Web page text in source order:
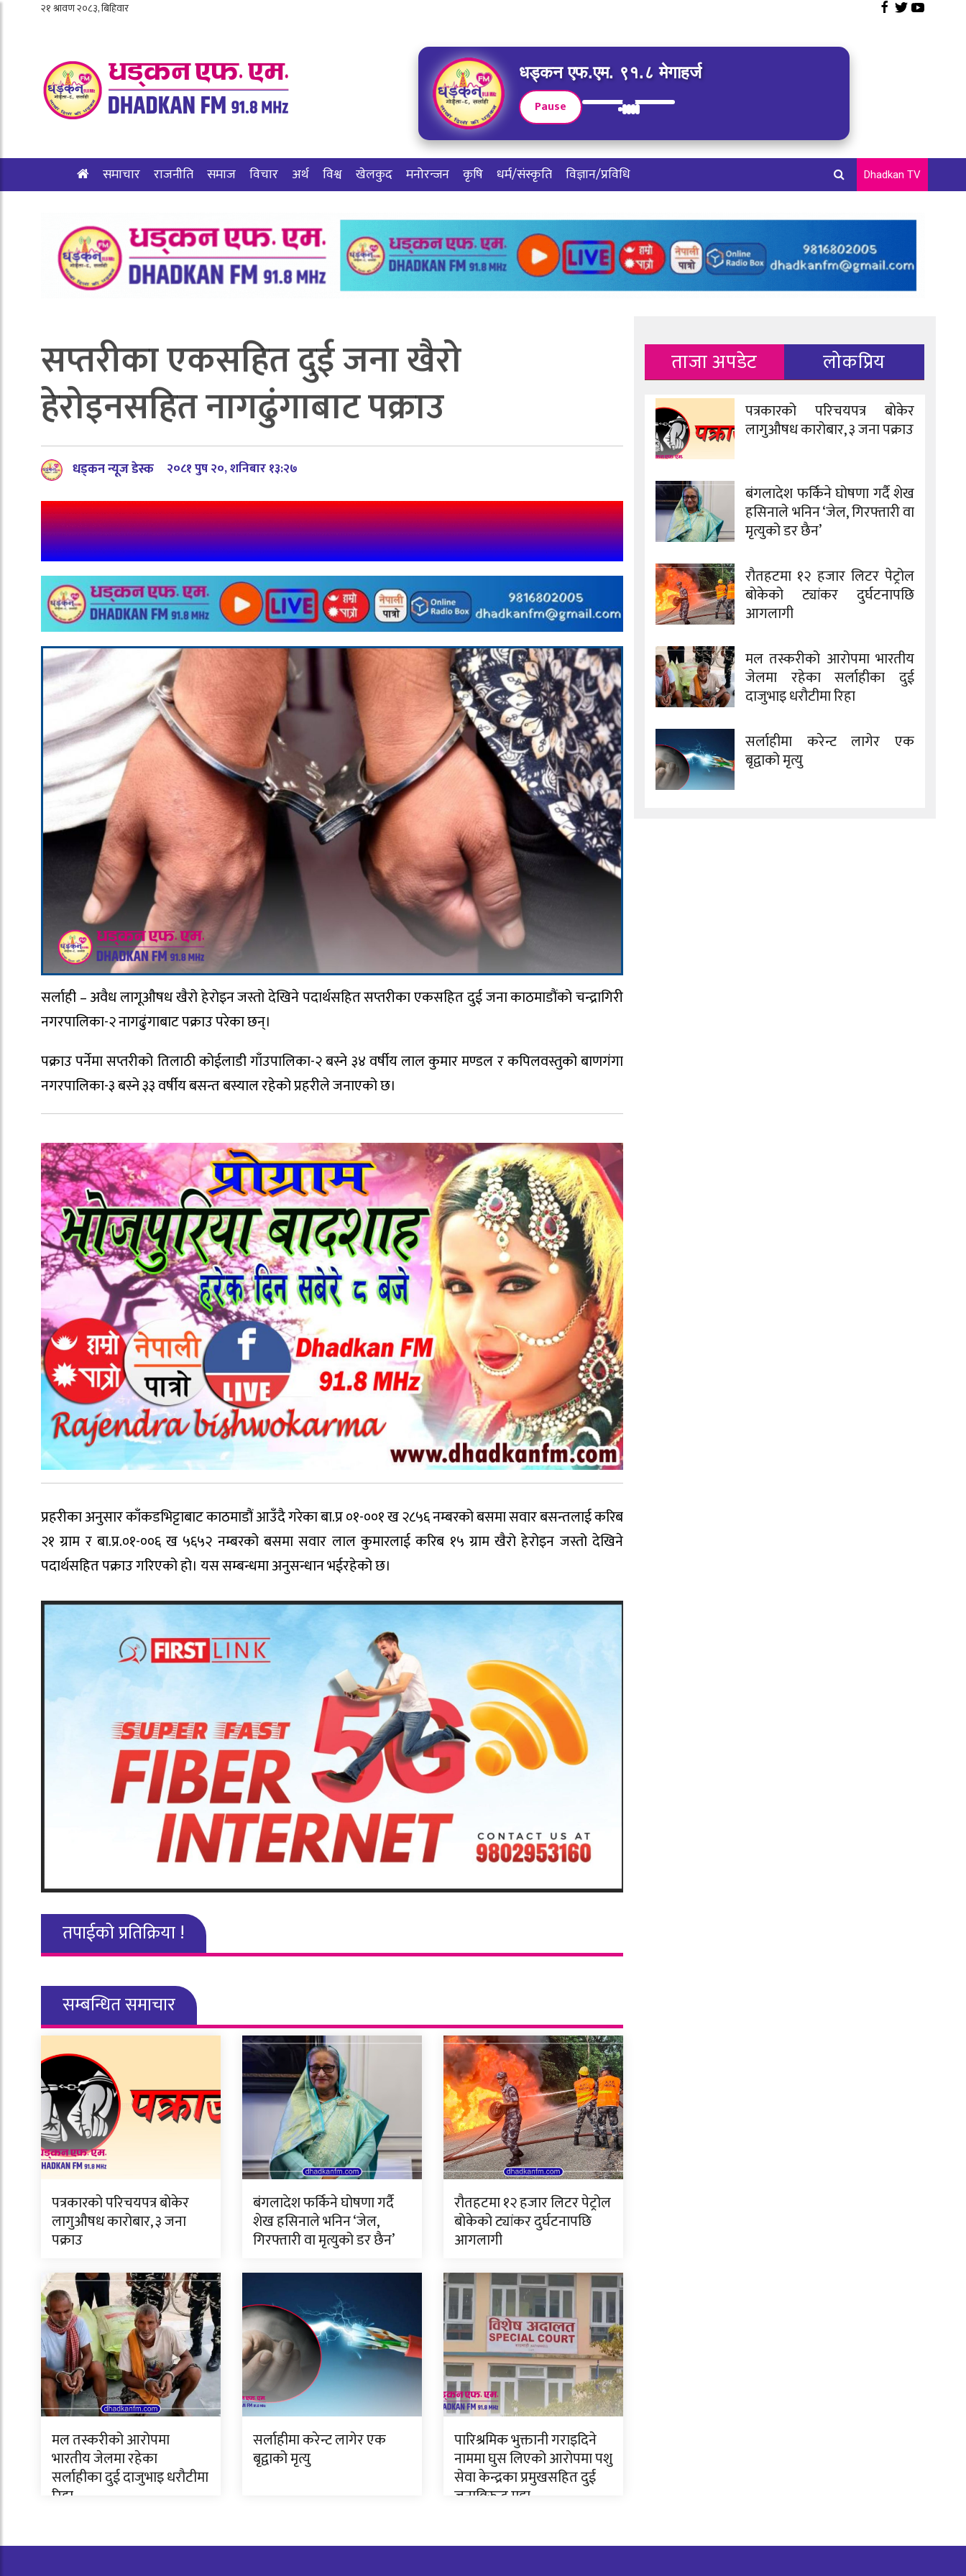
धड्कन एफ.एम. ९१.८ मेगाहर्ज
Pause
समाचार राजनीति समाज विचार अर्थ विश्व खेलकुद मनोरन्जन कृषि धर्म/संस्कृति
विज्ञान/प्रविधि
Dhadkan TV
सप्तरीका एकसहित दुई जना खैरो
हेरोइनसहित नागढुंगाबाट पक्राउ
धड्कन न्यूज डेस्क २०८१ पुष २०, शनिबार १३:२७
सर्लाही – अवैध लागूऔषध खैरो हेरोइन जस्तो देखिने पदार्थसहित सप्तरीका एकसहित दुई जना काठमाडौंको चन्द्रागिरी
नगरपालिका-२ नागढुंगाबाट पक्राउ परेका छन्।
पक्राउ पर्नेमा सप्तरीको तिलाठी कोईलाडी गाँउपालिका-२ बस्ने ३४ वर्षीय लाल कुमार मण्डल र कपिलवस्तुको बाणगंगा
नगरपालिका-३ बस्ने ३३ वर्षीय बसन्त बस्याल रहेको प्रहरीले जनाएको छ।
प्रहरीका अनुसार काँकडभिट्टाबाट काठमाडौं आउँदै गरेका बा.प्र ०१-००१ ख २८५६ नम्बरको बसमा सवार बसन्तलाई करिब
२१ ग्राम र बा.प्र.०१-००६ ख ५६५२ नम्बरको बसमा सवार लाल कुमारलाई करिब १५ ग्राम खैरो हेरोइन जस्तो देखिने
पदार्थसहित पक्राउ गरिएको हो। यस सम्बन्धमा अनुसन्धान भईरहेको छ।
तपाईको प्रतिक्रिया !
सम्बन्धित समाचार
पत्रकारको परिचयपत्र बोकेर
लागुऔषध कारोबार, ३ जना
पक्राउ
बंगलादेश फर्किने घोषणा गर्दै
शेख हसिनाले भनिन ‘जेल,
गिरफ्तारी वा मृत्युको डर छैन’
रौतहटमा १२ हजार लिटर पेट्रोल
बोकेको ट्यांकर दुर्घटनापछि
आगलागी
मल तस्करीको आरोपमा
भारतीय जेलमा रहेका
सर्लाहीका दुई दाजुभाइ धरौटीमा
रिहा
सर्लाहीमा करेन्ट लागेर एक
बृद्वाको मृत्यु
पारिश्रमिक भुक्तानी गराइदिने
नाममा घुस लिएको आरोपमा पशु
सेवा केन्द्रका प्रमुखसहित दुई
जनाविरुद्ध मुद्दा
ताजा अपडेट लोकप्रिय
पत्रकारको परिचयपत्र बोकेर
लागुऔषध कारोबार, ३ जना पक्राउ
बंगलादेश फर्किने घोषणा गर्दै शेख
हसिनाले भनिन ‘जेल, गिरफ्तारी वा
मृत्युको डर छैन’
रौतहटमा १२ हजार लिटर पेट्रोल
बोकेको ट्यांकर दुर्घटनापछि
आगलागी
मल तस्करीको आरोपमा भारतीय
जेलमा रहेका सर्लाहीका दुई
दाजुभाइ धरौटीमा रिहा
सर्लाहीमा करेन्ट लागेर एक
बृद्वाको मृत्यु